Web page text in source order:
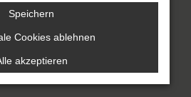
und unserer Liebe zum
Speichern
Cookies ablehnen
akzeptieren